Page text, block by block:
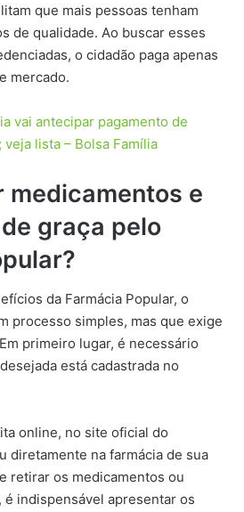
que mais pessoas tenham
de qualidade. Ao buscar esses
o cidadão paga apenas
mercado.
vai antecipar pagamento de
lista – Bolsa Família
medicamentos e
graça pelo
da Farmácia Popular, o
processo simples, mas que exige
primeiro lugar, é necessário
está cadastrada no
online, no site oficial do
diretamente na farmácia de sua
retirar os medicamentos ou
indispensável apresentar os